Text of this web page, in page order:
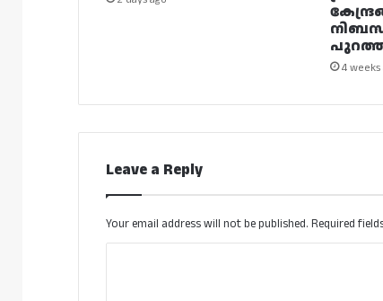
4 weeks
Leave a Reply
Your email address will not be published. Required